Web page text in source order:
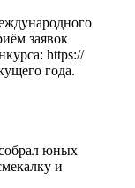
заявок
https://
года.
юных
и